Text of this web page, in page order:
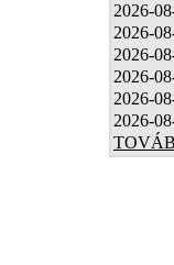
2026-
2026-
2026-
2026-
2026-
2026-